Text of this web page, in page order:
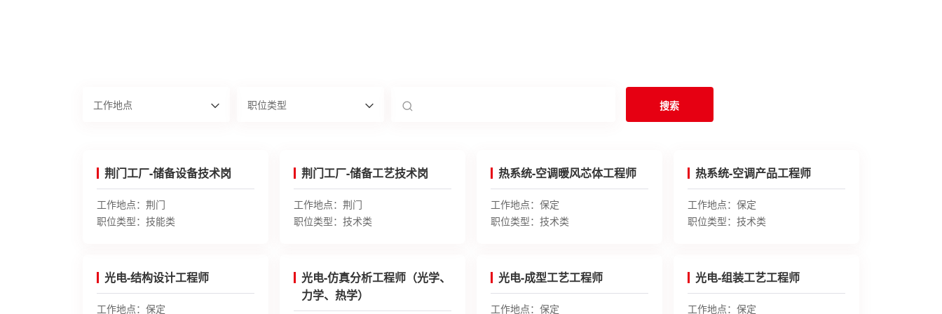
搜索
荆门工厂-储备设备技术岗
工作地点： 荆门
职位类型： 技能类
荆门工厂-储备工艺技术岗
工作地点： 荆门
职位类型： 技术类
热系统-空调暖风芯体工程师
工作地点： 保定
职位类型： 技术类
热系统-空调产品工程师
工作地点：保定
职位类型：技术类
光电-结构设计工程师
工作地点： 保定
光电-仿真分析工程师（光学、
力学、热学）
光电-成型工艺工程师
工作地点： 保定
光电-组装工艺工程师
工作地点：保定